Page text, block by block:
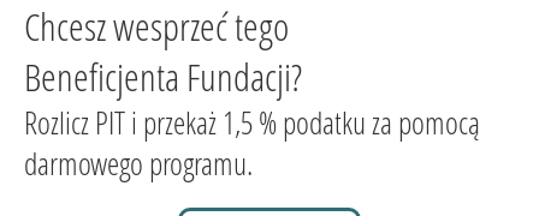
Chcesz wesprzeć tego
Beneficjenta Fundacji?
Rozlicz PIT i przekaż 1,5 % podatku za pomocą
darmowego programu.